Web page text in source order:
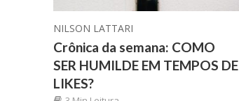
NILSON LATTARI
Crônica da semana: COMO
SER HUMILDE EM TEMPOS DE
LIKES?